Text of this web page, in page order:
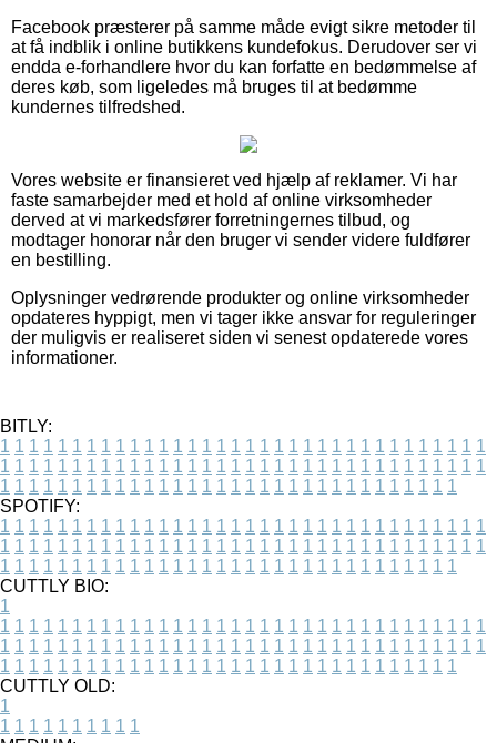
Facebook præsterer på samme måde evigt sikre metoder til
at få indblik i online butikkens kundefokus. Derudover ser vi
endda e-forhandlere hvor du kan forfatte en bedømmelse af
deres køb, som ligeledes må bruges til at bedømme
kundernes tilfredshed.
Vores website er finansieret ved hjælp af reklamer. Vi har
faste samarbejder med et hold af online virksomheder
derved at vi markedsfører forretningernes tilbud, og
modtager honorar når den bruger vi sender videre fuldfører
en bestilling.
Oplysninger vedrørende produkter og online virksomheder
opdateres hyppigt, men vi tager ikke ansvar for reguleringer
der muligvis er realiseret siden vi senest opdaterede vores
informationer.
BITLY:
1 1 1 1 1 1 1 1 1 1 1 1 1 1 1 1 1 1 1 1 1 1 1 1 1 1 1 1 1 1 1 1 1 1
1 1 1 1 1 1 1 1 1 1 1 1 1 1 1 1 1 1 1 1 1 1 1 1 1 1 1 1 1 1 1 1 1 1
1 1 1 1 1 1 1 1 1 1 1 1 1 1 1 1 1 1 1 1 1 1 1 1 1 1 1 1 1 1 1 1
SPOTIFY:
1 1 1 1 1 1 1 1 1 1 1 1 1 1 1 1 1 1 1 1 1 1 1 1 1 1 1 1 1 1 1 1 1 1
1 1 1 1 1 1 1 1 1 1 1 1 1 1 1 1 1 1 1 1 1 1 1 1 1 1 1 1 1 1 1 1 1 1
1 1 1 1 1 1 1 1 1 1 1 1 1 1 1 1 1 1 1 1 1 1 1 1 1 1 1 1 1 1 1 1
CUTTLY BIO:
1
1 1 1 1 1 1 1 1 1 1 1 1 1 1 1 1 1 1 1 1 1 1 1 1 1 1 1 1 1 1 1 1 1 1
1 1 1 1 1 1 1 1 1 1 1 1 1 1 1 1 1 1 1 1 1 1 1 1 1 1 1 1 1 1 1 1 1 1
1 1 1 1 1 1 1 1 1 1 1 1 1 1 1 1 1 1 1 1 1 1 1 1 1 1 1 1 1 1 1 1
CUTTLY OLD:
1
1 1 1 1 1 1 1 1 1 1